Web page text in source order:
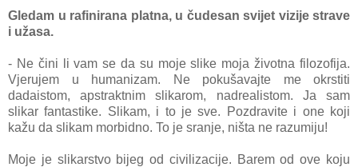
Gledam u rafinirana platna, u čudesan svijet vizije strave
i užasa.
- Ne čini li vam se da su moje slike moja životna filozofija.
Vjerujem u humanizam. Ne pokušavajte me okrstiti
dadaistom, apstraktnim slikarom, nadrealistom. Ja sam
slikar fantastike. Slikam, i to je sve. Pozdravite i one koji
kažu da slikam morbidno. To je sranje, ništa ne razumiju!
Moje je slikarstvo bijeg od civilizacije. Barem od ove koju